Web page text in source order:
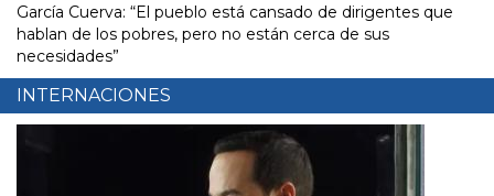
García Cuerva: “El pueblo está cansado de dirigentes que
hablan de los pobres, pero no están cerca de sus
necesidades”
INTERNACIONES